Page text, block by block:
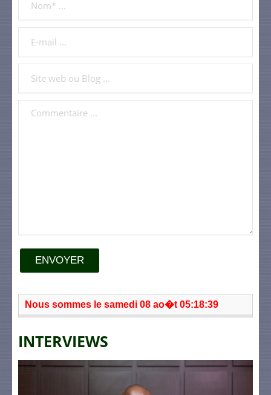
ENVOYER
Nous sommes le samedi 08 ao�t 05:18:39
INTERVIEWS